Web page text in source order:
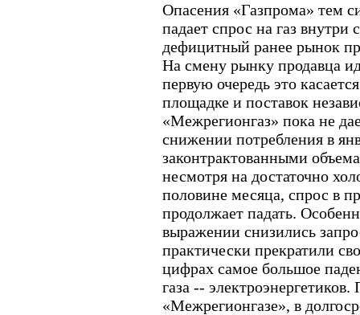
Опасения «Газпрома» тем
падает спрос на газ внутри
дефицитный ранее рынок
На смену рынку продавца
первую очередь это
площадке и поставок
«Межрегионгаз» пока не
снижении потребления в
законтрактованными
несмотря на достаточно
половине месяца, спрос в
продолжает падать.
выражении снизились
практически прекратили
цифрах самое большое
газа --
«Межрегионгазе», в